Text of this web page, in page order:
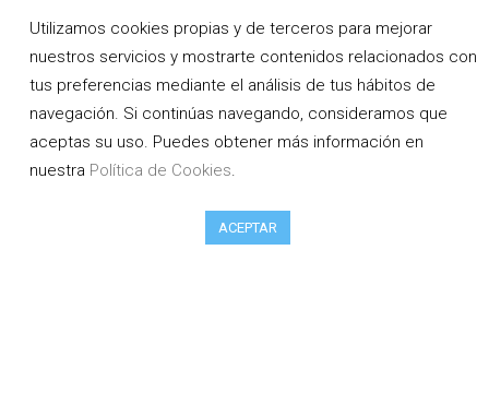
Utilizamos cookies propias y de terceros para mejorar
nuestros servicios y mostrarte contenidos relacionados con
tus preferencias mediante el análisis de tus hábitos de
navegación. Si continúas navegando, consideramos que
aceptas su uso. Puedes obtener más información en
nuestra Política de Cookies.
ACEPTAR